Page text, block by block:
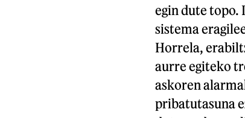
egin dute topo.
sistema
Horrela,
aurre egiteko
askoren
pribatutasuna